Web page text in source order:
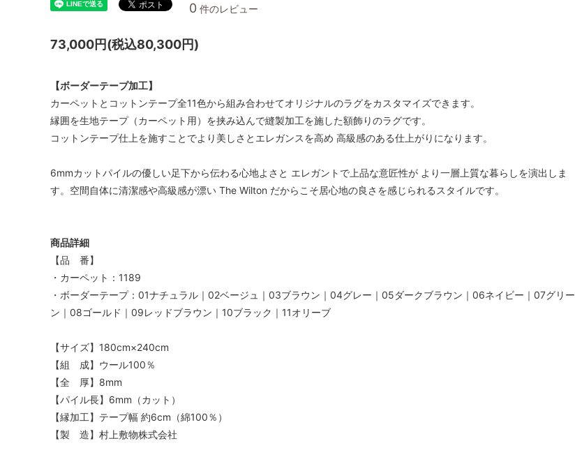
0 件のレビュー
73,000円(税込80,300円)
【ボーダーテープ加工】
カーペットとコットンテープ全11色から組み合わせてオリジナルのラグをカスタマイズできます。
縁囲を生地テープ（カーペット用）を挟み込んで縫製加工を施した額飾りのラグです。
コットンテープ仕上を施すことでより美しさとエレガンスを高め 高級感のある仕上がりになります。
6mmカットパイルの優しい足下から伝わる心地よさと エレガントで上品な意匠性が より一層上質な暮らしを演出しま
す。空間自体に清潔感や高級感が漂い The Wilton だからこそ居心地の良さを感じられるスタイルです。
商品詳細
【品 番】
・カーペット：1189
・ボーダーテープ：01ナチュラル｜02ベージュ｜03ブラウン｜04グレー｜05ダークブラウン｜06ネイビー｜07グリー
ン｜08ゴールド｜09レッドブラウン｜10ブラック｜11オリーブ
【サイズ】180cm×240cm
【組 成】ウール100％
【全 厚】8mm
【パイル長】6mm（カット）
【縁加工】テープ幅 約6cm（綿100％）
【製 造】村上敷物株式会社